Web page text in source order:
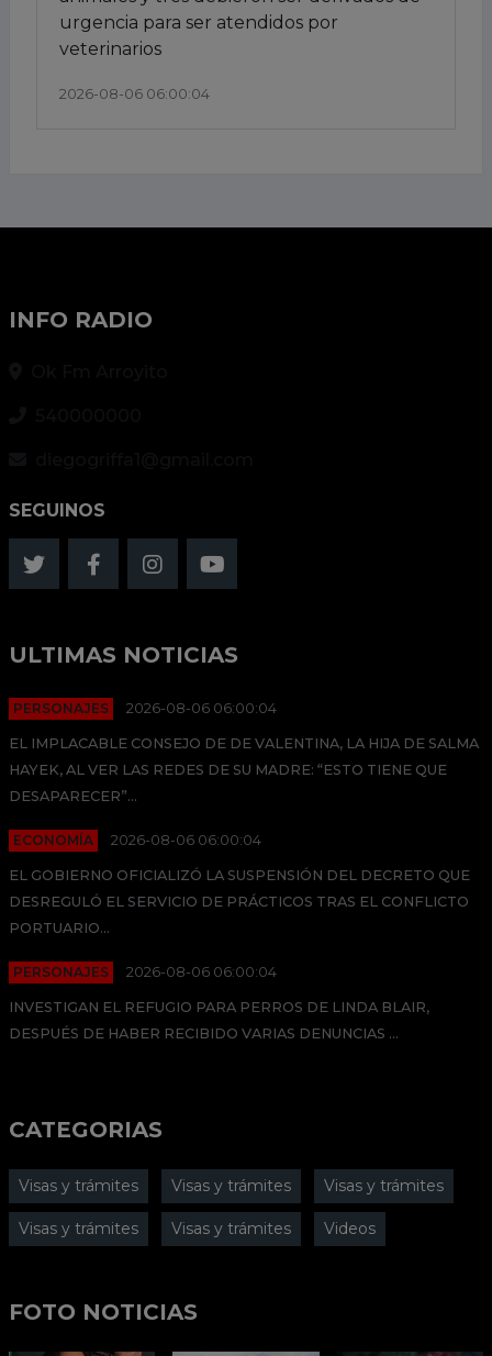
urgencia para ser atendidos por
veterinarios
2026-08-06 06:00:04
INFO RADIO
SEGUINOS
ULTIMAS NOTICIAS
PERSONAJES 2026-08-06 06:00:04
EL IMPLACABLE CONSEJO DE DE VALENTINA, LA HIJA DE SALMA
HAYEK, AL VER LAS REDES DE SU MADRE: “ESTO TIENE QUE
DESAPARECER”...
ECONOMÍA 2026-08-06 06:00:04
EL GOBIERNO OFICIALIZÓ LA SUSPENSIÓN DEL DECRETO QUE
DESREGULÓ EL SERVICIO DE PRÁCTICOS TRAS EL CONFLICTO
PORTUARIO...
PERSONAJES 2026-08-06 06:00:04
INVESTIGAN EL REFUGIO PARA PERROS DE LINDA BLAIR,
DESPUÉS DE HABER RECIBIDO VARIAS DENUNCIAS ...
CATEGORIAS
Visas y trámites Visas y trámites Visas y trámites
Visas y trámites Visas y trámites Videos
FOTO NOTICIAS